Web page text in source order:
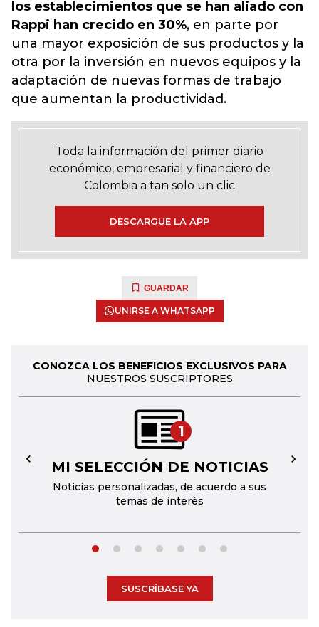
los establecimientos que se han aliado con
Rappi han crecido en 30%, en parte por
una mayor exposición de sus productos y la
otra por la inversión en nuevos equipos y la
adaptación de nuevas formas de trabajo
que aumentan la productividad.
Toda la información del primer diario
económico, empresarial y financiero de
Colombia a tan solo un clic
DESCARGUE LA APP
GUARDAR
UNIRSE A WHATSAPP
CONOZCA LOS BENEFICIOS EXCLUSIVOS PARA
NUESTROS SUSCRIPTORES
1
MI SELECCIÓN DE NOTICIAS
Noticias personalizadas, de acuerdo a sus
temas de interés
← →
SUSCRÍBASE YA